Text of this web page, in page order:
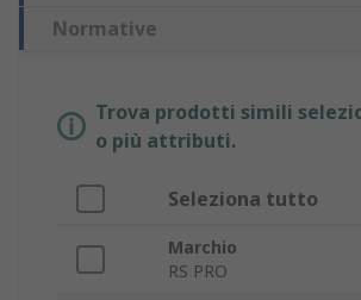
Normative
Trova prodotti simili
o più attributi.
Seleziona tutto
Marchio
RS PRO